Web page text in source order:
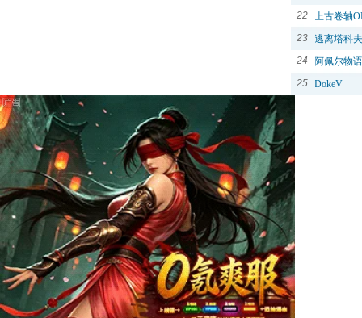
22
上古卷轴
23
逃离塔科
24
阿佩尔物
25
DokeV